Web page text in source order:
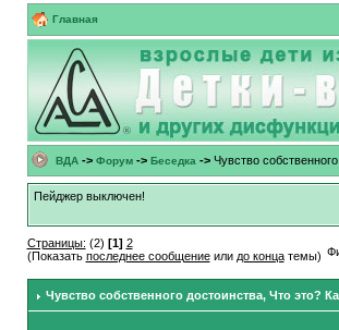
Главная
ВДА-> Форум-> Беседка -> Чувство
Пейджер выключен!
Страницы: (2) [1] 2
(Показать последнее сообщениеили до концатемы)
Чувство собственного достоинства, Что это?